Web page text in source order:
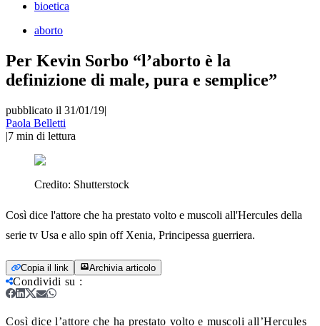
bioetica
aborto
Per Kevin Sorbo “l’aborto è la
definizione di male, pura e semplice”
pubblicato il 31/01/19|
Paola Belletti
|7 min di lettura
Credito: Shutterstock
Così dice l'attore che ha prestato volto e muscoli all'Hercules della
serie tv Usa e allo spin off Xenia, Principessa guerriera.
Copia il link Archivia articolo
Condividi su :
Così dice l’attore che ha prestato volto e muscoli all’Hercules